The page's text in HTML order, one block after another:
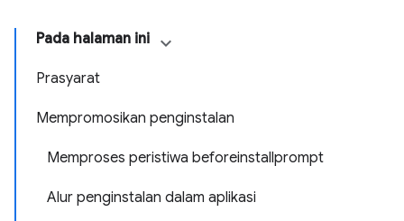
Pada halaman ini
Prasyarat
Mempromosikan penginstalan
Memproses peristiwa beforeinstallprompt
Alur penginstalan dalam aplikasi